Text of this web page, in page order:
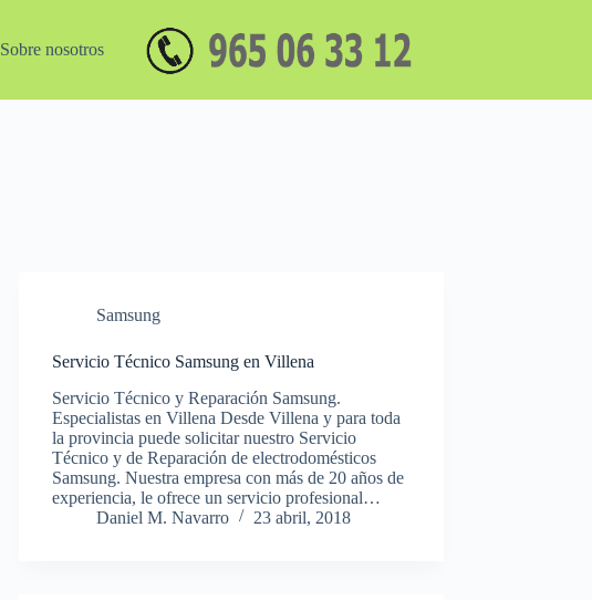
Sobre nosotros
Samsung
Servicio Técnico Samsung en Villena
Servicio Técnico y Reparación Samsung.
Especialistas en Villena Desde Villena y para toda
la provincia puede solicitar nuestro Servicio
Técnico y de Reparación de electrodomésticos
Samsung. Nuestra empresa con más de 20 años de
experiencia, le ofrece un servicio profesional…
Daniel M. Navarro
23 abril, 2018